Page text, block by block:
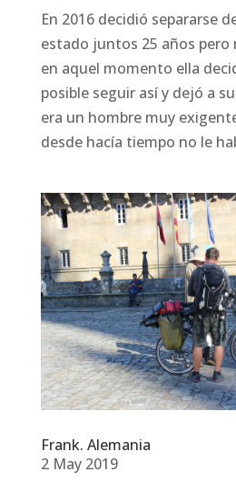
En 2016 decidió separarse
estado juntos 25 años pero
en aquel momento ella
posible seguir así y dejó a
era un hombre muy
desde hacía tiempo no le
Frank. Alemania
2 May 2019